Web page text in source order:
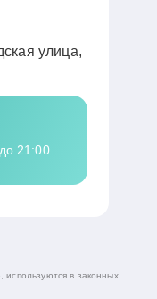
улица,
21:00
в законных